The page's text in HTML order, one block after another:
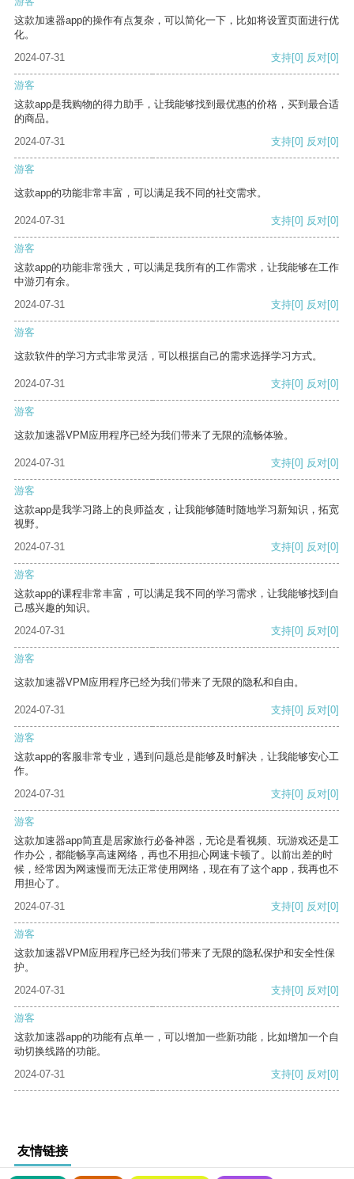
这款加速器app的操作有点复杂，可以简化一下，比如将设置页面进行优
化。
2024-07-31
支持[0] 反对[0]
游客
这款app是我购物的得力助手，让我能够找到最优惠的价格，买到最合适
的商品。
2024-07-31
支持[0] 反对[0]
游客
这款app的功能非常丰富，可以满足我不同的社交需求。
2024-07-31 支持[0] 反对[0]
游客
这款app的功能非常强大，可以满足我所有的工作需求，让我能够在工作
中游刃有余。
2024-07-31
支持[0] 反对[0]
游客
这款软件的学习方式非常灵活，可以根据自己的需求选择学习方式。
2024-07-31 支持[0] 反对[0]
游客
这款加速器VPM应用程序已经为我们带来了无限的流畅体验。
2024-07-31 支持[0] 反对[0]
游客
这款app是我学习路上的良师益友，让我能够随时随地学习新知识，拓宽
视野。
2024-07-31
支持[0] 反对[0]
游客
这款app的课程非常丰富，可以满足我不同的学习需求，让我能够找到自
己感兴趣的知识。
2024-07-31
支持[0] 反对[0]
游客
这款加速器VPM应用程序已经为我们带来了无限的隐私和自由。
2024-07-31 支持[0] 反对[0]
游客
这款app的客服非常专业，遇到问题总是能够及时解决，让我能够安心工
作。
2024-07-31
支持[0] 反对[0]
游客
这款加速器app简直是居家旅行必备神器，无论是看视频、玩游戏还是工
作办公，都能畅享高速网络，再也不用担心网速卡顿了。以前出差的时
候，经常因为网速慢而无法正常使用网络，现在有了这个app，我再也不
用担心了。
2024-07-31
支持[0] 反对[0]
游客
这款加速器VPM应用程序已经为我们带来了无限的隐私保护和安全性保
护。
2024-07-31
支持[0] 反对[0]
游客
这款加速器app的功能有点单一，可以增加一些新功能，比如增加一个自
动切换线路的功能。
2024-07-31
支持[0] 反对[0]
友情链接